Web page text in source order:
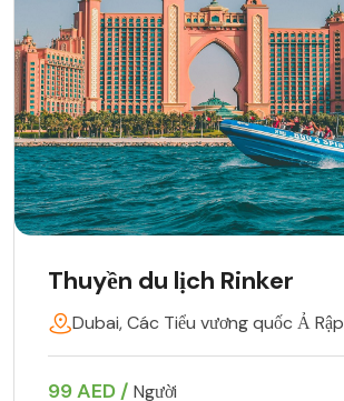
Thuyền du lịch Rinker
Dubai, Các Tiểu vương quốc Ả Rập
99 AED / Người